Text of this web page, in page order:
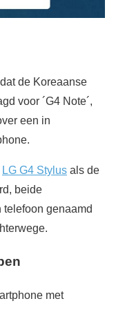
dat de Koreaanse
voor ´G4 Note´,
een in
LG G4 Stylus als de
beide
genaamd
met